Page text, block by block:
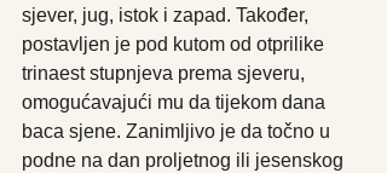
sjever, jug, istok i zapad. Također,
postavljen je pod kutom od otprilike
trinaest stupnjeva prema sjeveru,
omogućavajući mu da tijekom dana
baca sjene. Zanimljivo je da točno u
podne na dan proljetnog ili jesenskog